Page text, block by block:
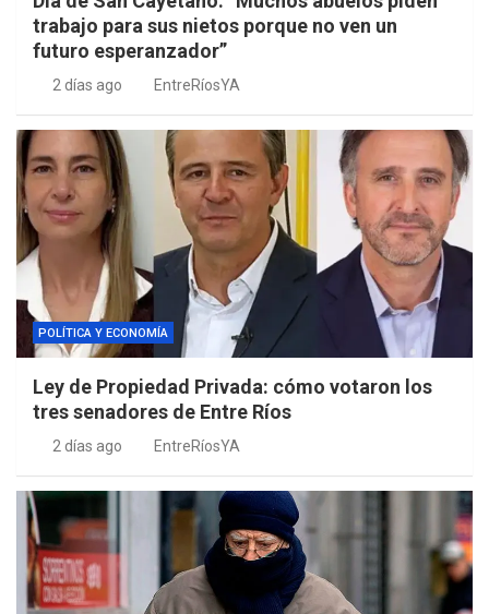
trabajo para sus nietos porque no ven un
futuro esperanzador”
2 días ago EntreRíosYA
POLÍTICA Y ECONOMÍA
Ley de Propiedad Privada: cómo votaron los
tres senadores de Entre Ríos
2 días ago EntreRíosYA